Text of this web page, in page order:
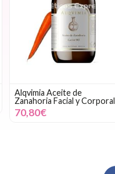
Alqvimia Aceite de
Zanahoria Facial y Corporal
70,80€